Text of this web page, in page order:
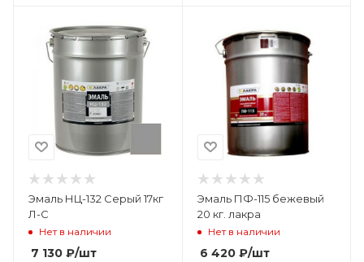
Эмаль НЦ-132 Серый 17кг
Л-С
Нет в наличии
7 130 ₽/шт
Эмаль ПФ-115 бежевый
20 кг. лакра
Нет в наличии
6 420₽/шт